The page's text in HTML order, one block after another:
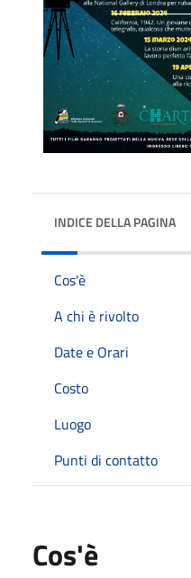
INDICE DELLA PAGINA
Cos'è
A chi è rivolto
Date e Orari
Costo
Luogo
Punti di contatto
Cos'è